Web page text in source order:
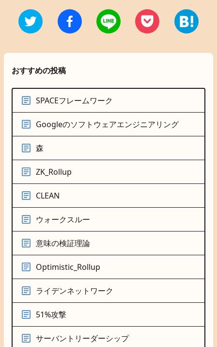
おすすめの投稿
SPACEフレームワーク
Googleのソフトウェアエンジニアリング
森
ZK_Rollup
CLEAN
ウォークスルー
意味の検証理論
Optimistic_Rollup
ライデンネットワーク
51%攻撃
サーバントリーダーシップ